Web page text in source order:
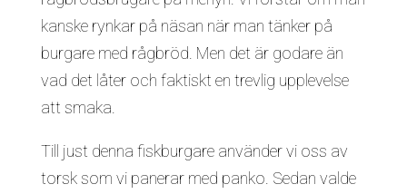
kanske rynkar på näsan när man tänker på
burgare med rågbröd. Men det är godare än
vad det låter och faktiskt en trevlig upplevelse
att smaka.
Till just denna fiskburgare använder vi oss av
torsk som vi panerar med panko. Sedan valde